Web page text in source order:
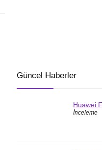
Güncel Haberler
Huawei
İnceleme